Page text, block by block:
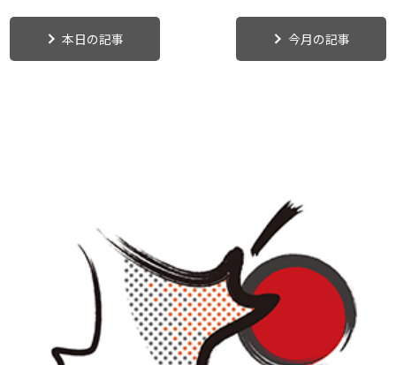
本日の記事 今月の記事